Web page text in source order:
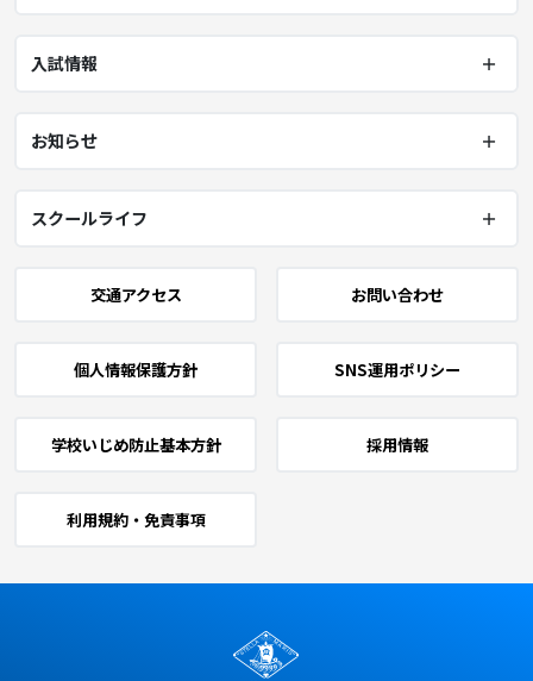
入試情報
お知らせ
スクールライフ
交通アクセス お問い合わせ
個人情報保護方針 SNS運用ポリシー
学校いじめ防止基本方針 採用情報
利用規約・免責事項